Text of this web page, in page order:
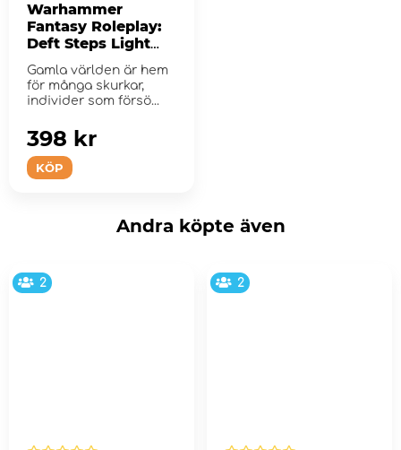
Warhammer
Fantasy Roleplay:
Deft Steps Light
Fingers
Gamla världen är hem
för många skurkar,
individer som försö...
KÖP
398 kr
Andra köpte även
2 2